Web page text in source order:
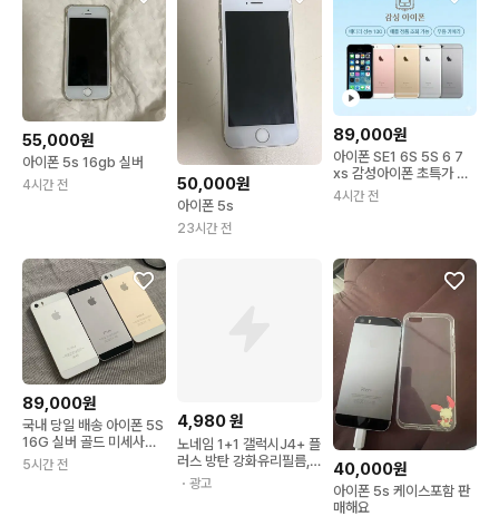
55,000원
아이폰 5s 16gb 실버
4시간 전 50,000원
아이폰 5s
23시간 전
89,000원
아이폰 SE1 6S 5S 6 7
xs 감성아이폰 초특가 판
매 !!!
4시간 전
89,000원
국내 당일 배송 아이폰 5S
16G 실버 골드 미세사용
감
5시간 전
4,980원
노네임 1+1 갤럭시J4+ 플
러스 방탄 강화유리필름, 1
・광고
40,000원
아이폰 5s 케이스포함 판
매해요